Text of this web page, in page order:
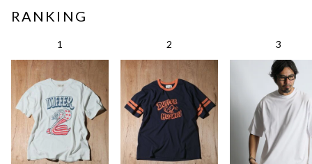
RANKING